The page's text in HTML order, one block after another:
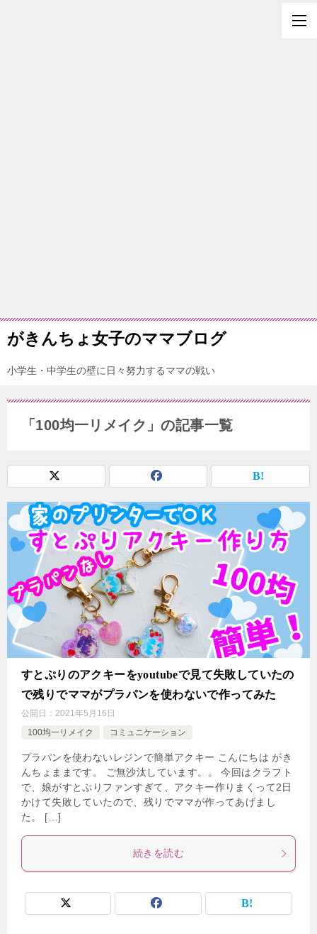
がきんちょ女子のママブログ
小学生・中学生の壁に日々努力するママの戦い
「100均一リメイク」の記事一覧
すとぷりのアクキーをyoutubeで見て失敗していたの
で残りでママがプラパンを使わないで作ってみた
公開日： 2021年5月16日
100均一リメイク
コミュニケーション
プラパンを使わないレジンで簡単アクキー こんにちは がき
んちょままです。 ご無沙汰しています。。 今回はクラフト
で、娘がすとぷりファンすぎて、アクキー作りまくって2日
かけて失敗していたので、残りでママが作ってあげまし
た。 […]
続きを読む